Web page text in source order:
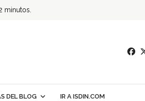
minutos.
DEL BLOG IR A ISDIN.COM